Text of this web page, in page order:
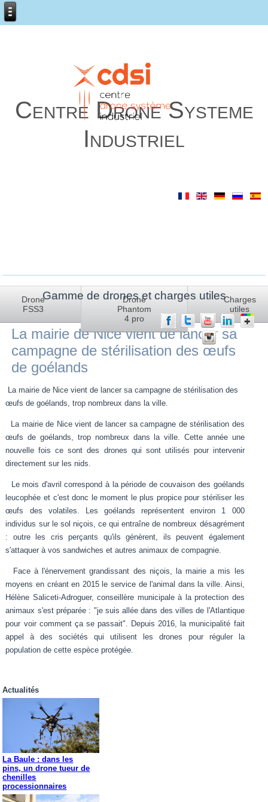
Centre Drone Systeme
Industriel
Drone
FSS3
Drone
Phantom
4 pro
Charges
utiles
Gamme de drones et charges utiles
Aktuelle Seite:Startseite Actualites
La mairie de Nice vient de
lancer sa campagne de stérilisation des œufs de goélands
La mairie de Nice vient de lancer sa
campagne de stérilisation des œufs
de goélands
La mairie de Nice vient de lancer sa campagne de stérilisation des
œufs de goélands, trop nombreux dans la ville.
La mairie de Nice vient de lancer sa campagne de stérilisation des
œufs de goélands, trop nombreux dans la ville. Cette année une
nouvelle fois ce sont des drones qui sont utilisés pour intervenir
directement sur les nids.
Le mois d'avril correspond à la période de couvaison des goélands
leucophée et c'est donc le moment le plus propice pour stériliser les
œufs des volatiles. Les goélands représentent environ 1 000
individus sur le sol niçois, ce qui entraîne de nombreux désagrément
: outre les cris perçants qu'ils génèrent, ils peuvent également
s'attaquer à vos sandwiches et autres animaux de compagnie.
Face à l'énervement grandissant des niçois, la mairie a mis les
moyens en créant en 2015 le service de l'animal dans la ville. Ainsi,
Hélène Saliceti-Adroguer, conseillère municipale à la protection des
animaux s'est préparée : "je suis allée dans des villes de l'Atlantique
pour voir comment ça se passait". Depuis 2016, la municipalité fait
appel à des sociétés qui utilisent les drones pour réguler la
population de cette espèce protégée.
Actualités
La Baule : dans les
pins, un drone tueur de
chenilles
processionnaires